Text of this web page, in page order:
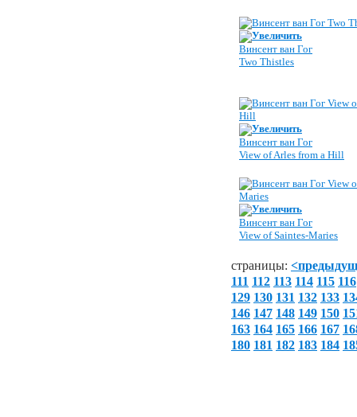
Увеличить
Винсент ван Гог
Two Thistles
Увеличить
Винсент ван Гог
View of Arles from a Hill
Увеличить
Винсент ван Гог
View of Saintes-Maries
страницы:
111 112 113 114 115 116
129 130 131 132 133
146 147 148 149 150
163 164 165 166 167
180 181 182 183 184